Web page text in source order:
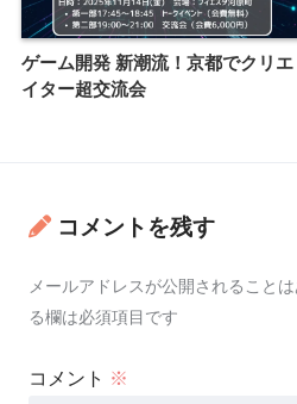
ゲーム開発 新潮流！京都でクリエ
イター超交流会
コメントを残す
メールアドレスが公開されることは
る欄は必須項目です
コメント ※